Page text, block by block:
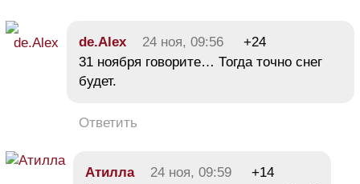
de.Alex 24 ноя, 09:56
+24
31 ноября говорите… Тогда точно снег
будет.
Ответить
Атилла 24 ноя, 09:59
+14